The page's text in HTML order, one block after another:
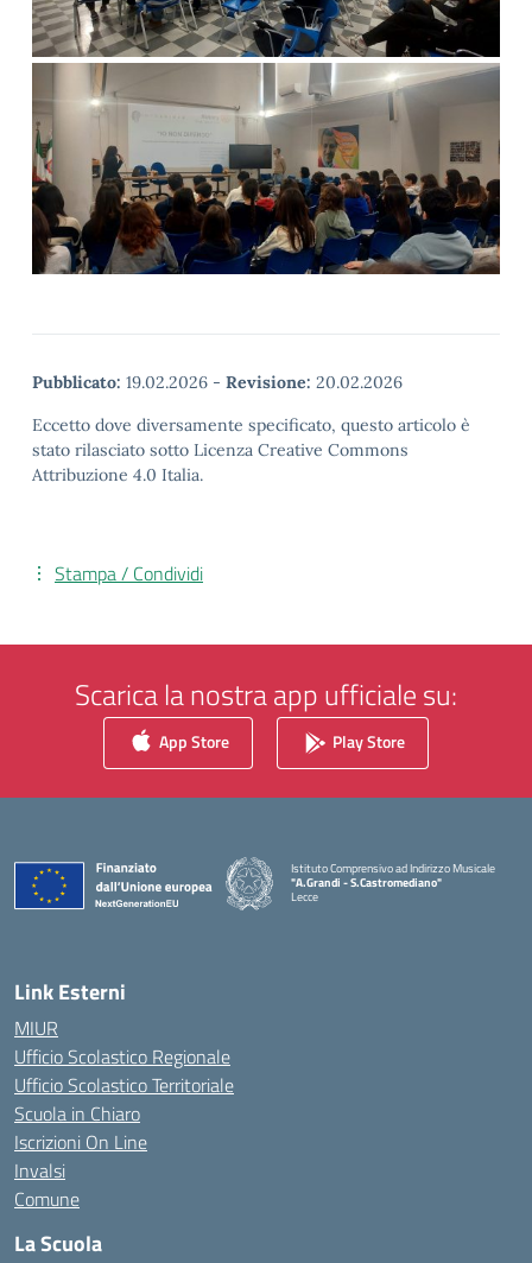
Pubblicato: 19.02.2026 - Revisione: 20.02.2026
Eccetto dove diversamente specificato, questo articolo è
stato rilasciato sotto Licenza Creative Commons
Attribuzione 4.0 Italia.
Stampa / Condividi
Scarica la nostra app ufficiale su:
App Store Play Store
Istituto Comprensivo ad Indirizzo Musicale
"A.Grandi - S.Castromediano"
Lecce
Link Esterni
MIUR
Ufficio Scolastico Regionale
Ufficio Scolastico Territoriale
Scuola in Chiaro
Iscrizioni On Line
Invalsi
Comune
La Scuola